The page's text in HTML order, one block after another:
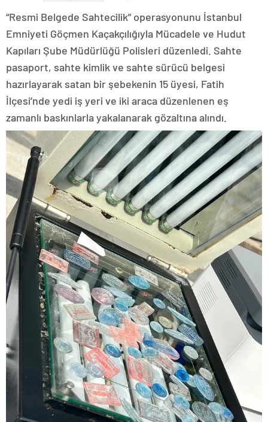
“Resmi Belgede Sahtecilik” operasyonunu İstanbul
Emniyeti Göçmen Kaçakçılığıyla Mücadele ve Hudut
Kapıları Şube Müdürlüğü Polisleri düzenledi. Sahte
pasaport, sahte kimlik ve sahte sürücü belgesi
hazırlayarak satan bir şebekenin 15 üyesi, Fatih
İlçesi’nde yedi iş yeri ve iki araca düzenlenen eş
zamanlı baskınlarla yakalanarak gözaltına alındı.